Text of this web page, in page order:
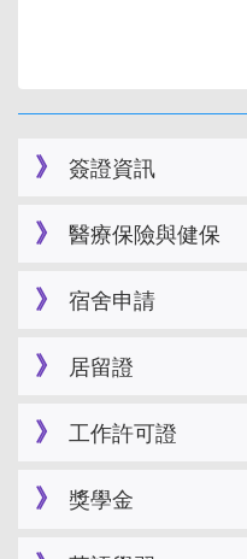
簽證資訊
醫療保險與健保
宿舍申請
居留證
工作許可證
獎學金